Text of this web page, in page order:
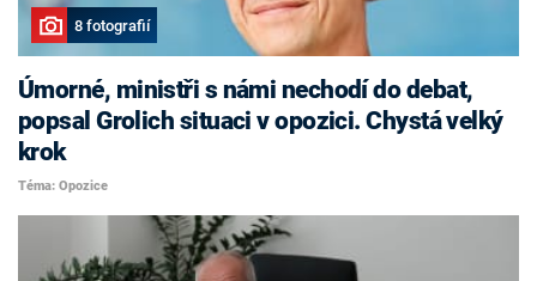
8 fotografií
Úmorné, ministři s námi nechodí do debat,
popsal Grolich situaci v opozici. Chystá velký
krok
Téma: Opozice